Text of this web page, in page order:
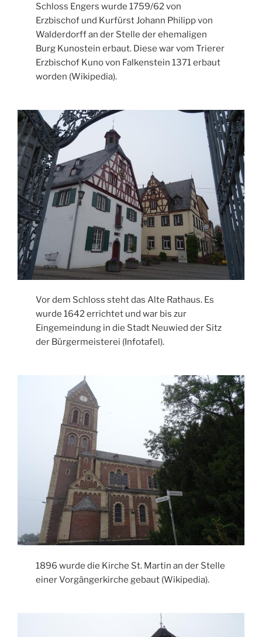
Schloss Engers wurde 1759/62 von
Erzbischof und Kurfürst Johann Philipp von
Walderdorff an der Stelle der ehemaligen
Burg Kunostein erbaut. Diese war vom Trierer
Erzbischof Kuno von Falkenstein 1371 erbaut
worden (Wikipedia).
Vor dem Schloss steht das Alte Rathaus. Es
wurde 1642 errichtet und war bis zur
Eingemeindung in die Stadt Neuwied der Sitz
der Bürgermeisterei (Infotafel).
1896 wurde die Kirche St. Martin an der Stelle
einer Vorgängerkirche gebaut (Wikipedia).